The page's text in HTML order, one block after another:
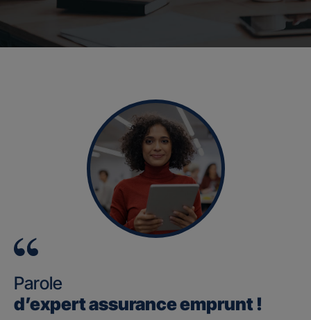
Parole
d’expert assurance emprunt !